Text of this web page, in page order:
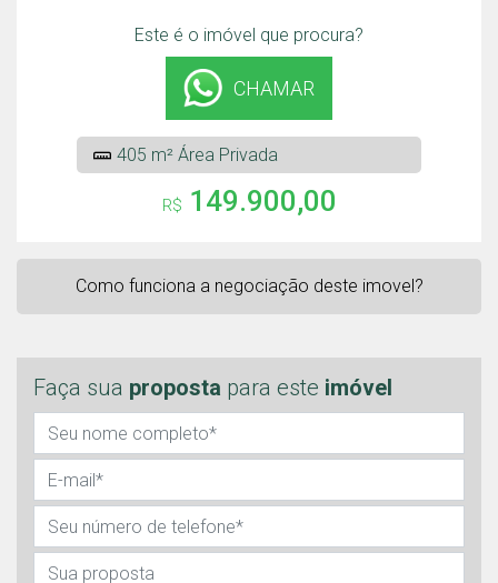
Faça sua proposta para este imóvel
Este é o imóvel que procura?
CHAMAR
405 m² Área Privada
R$ 149.900,00
Como funciona a negociação deste imovel?